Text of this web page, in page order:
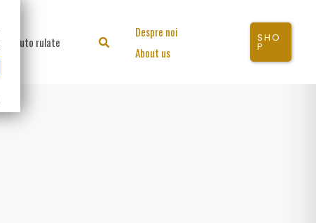
Auto rulate Search
Despre noi
About us
SHO
P